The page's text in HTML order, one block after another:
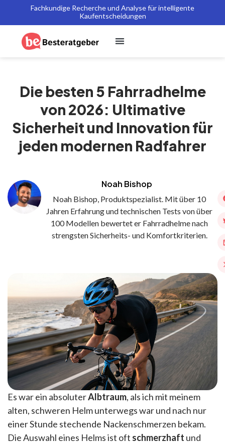
Fachkundige Recherche und Analyse für intelligente
Kaufentscheidungen
Die besten 5 Fahrradhelme
von 2026: Ultimative
Sicherheit und Innovation für
jeden modernen Radfahrer
Noah Bishop
Noah Bishop, Produktspezialist. Mit über 10
Jahren Erfahrung und technischen Tests von über
100 Modellen bewertet er Fahrradhelme nach
strengsten Sicherheits- und Komfortkriterien.
Es war ein absoluterAlbtraum, als ich mit meinem
alten, schweren Helm unterwegs war und nach nur
einer Stunde stechende Nackenschmerzen bekam.
Die Auswahl eines Helms ist oft schmerzhaft und